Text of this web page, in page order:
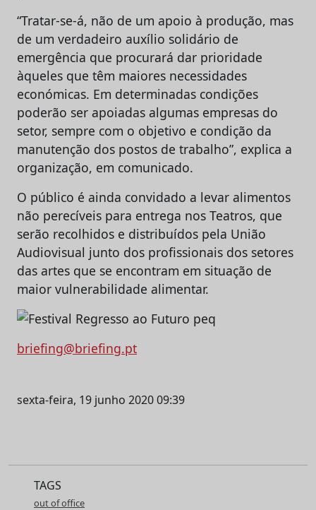
“Tratar-se-á, não de um apoio à produção, mas
de um verdadeiro auxílio solidário de
emergência que procurará dar prioridade
àqueles que têm maiores necessidades
económicas. Em determinadas condições
poderão ser apoiadas algumas empresas do
setor, sempre com o objetivo e condição da
manutenção dos postos de trabalho”, explica a
organização, em comunicado.
O público é ainda convidado a levar alimentos
não perecíveis para entrega nos Teatros, que
serão recolhidos e distribuídos pela União
Audiovisual junto dos profissionais dos setores
das artes que se encontram em situação de
maior vulnerabilidade alimentar.
briefing@briefing.pt
sexta-feira, 19 junho 2020 09:39
TAGS
out of office